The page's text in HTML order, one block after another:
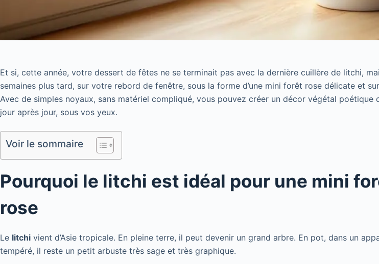
Et si, cette année, votre dessert de fêtes ne se terminait pas avec la dernière cuillère de litchi,
semaines plus tard, sur votre rebord de fenêtre, sous la forme d’une mini forêt rose délicate et
Avec de simples noyaux, sans matériel compliqué, vous pouvez créer un décor végétal poétique
jour après jour, sous vos yeux.
Voir le sommaire
Pourquoi le litchi est idéal pour une mini
rose
Le litchi vient d’Asie tropicale. En pleine terre, il peut devenir un grand arbre. En pot, dans un
tempéré, il reste un petit arbuste très sage et très graphique.